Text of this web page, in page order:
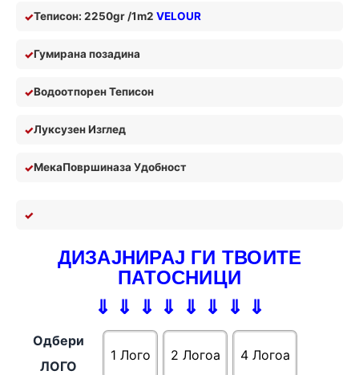
Теписон: 2250gr /1m2 VELOUR
Гумирана позадина
Водоотпорен Теписон
Луксузен Изглед
МекаПовршиназа Удобност
ДИЗАЈНИРАЈ ГИ ТВОИТЕ
ПАТОСНИЦИ
⇓ ⇓ ⇓ ⇓ ⇓ ⇓ ⇓ ⇓
Одбери
ЛОГО
1 Лого 2 Логоa 4 Логоa